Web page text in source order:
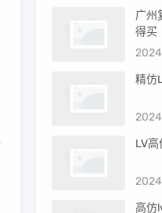
广州
得买
精仿
LV
高仿